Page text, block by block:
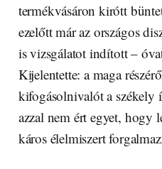
termékvásáron kirótt
ezelőtt már az országos
is vizsgálatot indított –
Kijelentette: a maga
kifogásolnivalót a székely
azzal nem ért egyet, hogy
káros élelmiszert